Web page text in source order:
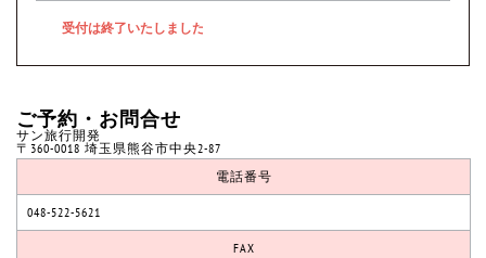
ご予約・お問合せ
サン旅行開発
〒360-0018 埼玉県熊谷市中央2-87
電話番号
048-522-5621
FAX